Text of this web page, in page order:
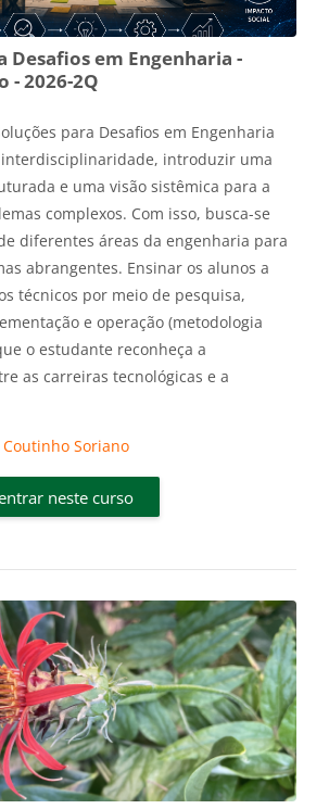
Desafios em Engenharia -
- 2026-2Q
para Desafios em Engenharia
introduzir uma
e uma visão sistêmica para a
complexos. Com isso, busca-se
diferentes áreas da engenharia para
abrangentes. Ensinar os alunos a
técnicos por meio de pesquisa,
e operação (metodologia
o estudante reconheça a
as carreiras tecnológicas e a
Coutinho Soriano
neste curso